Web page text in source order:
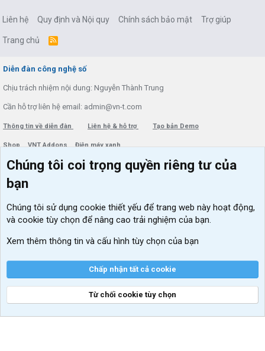
Liên hệ Quy định và Nội quy Chính sách bảo mật Trợ giúp
Trang chủ
R
Diễn đàn công nghệ số
Chịu trách nhiệm nội dung: Nguyễn Thành Trung
Cần hỗ trợ liên hệ email: admin@vn-t.com
Thông tin về diễn đàn Liên hệ & hỗ trợ Tạo bản Demo
Shop VNT Addons Điện máy xanh
Menu thành viên
Đăng nhập
Diễn đàn
Kích hoạt Windows/ Office miễn phí
VIP add-ons Xenforo
Khuyến mãi và tài trợ
Chúng tôi coi trọng quyền riêng tư của
bạn
Chúng tôi sử dụng cookie thiết yếu để trang web này hoạt động,
và cookie tùy chọn để nâng cao trải nghiệm của bạn.
Xem thêm thông tin và cấu hình tùy chọn của bạn
Chấp nhận tất cả cookie
Từ chối cookie tùy chọn